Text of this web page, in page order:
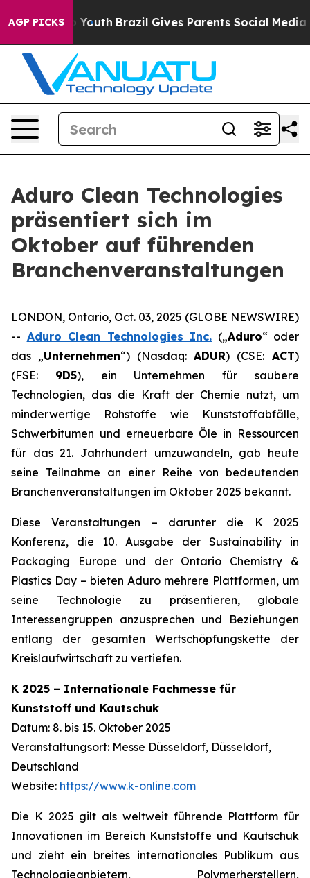
AGP PICKS
to Youth Brazil Gives Parents Social Media
Aduro Clean Technologies
präsentiert sich im
Oktober auf führenden
Branchenveranstaltungen
LONDON, Ontario, Oct. 03, 2025 (GLOBE NEWSWIRE)
-- Aduro Clean Technologies Inc. („Aduro“ oder
das „Unternehmen“) (Nasdaq: ADUR) (CSE: ACT)
(FSE: 9D5), ein Unternehmen für saubere
Technologien, das die Kraft der Chemie nutzt, um
minderwertige Rohstoffe wie Kunststoffabfälle,
Schwerbitumen und erneuerbare Öle in Ressourcen
für das 21. Jahrhundert umzuwandeln, gab heute
seine Teilnahme an einer Reihe von bedeutenden
Branchenveranstaltungen im Oktober 2025 bekannt.
Diese Veranstaltungen – darunter die K 2025
Konferenz, die 10. Ausgabe der Sustainability in
Packaging Europe und der Ontario Chemistry &
Plastics Day – bieten Aduro mehrere Plattformen, um
seine Technologie zu präsentieren, globale
Interessengruppen anzusprechen und Beziehungen
entlang der gesamten Wertschöpfungskette der
Kreislaufwirtschaft zu vertiefen.
K 2025 – Internationale Fachmesse für
Kunststoff und Kautschuk
Datum: 8. bis 15. Oktober 2025
Veranstaltungsort: Messe Düsseldorf, Düsseldorf,
Deutschland
Website: https://www.k-online.com
Die K 2025 gilt als weltweit führende Plattform für
Innovationen im Bereich Kunststoffe und Kautschuk
und zieht ein breites internationales Publikum aus
Technologieanbietern, Polymerherstellern,